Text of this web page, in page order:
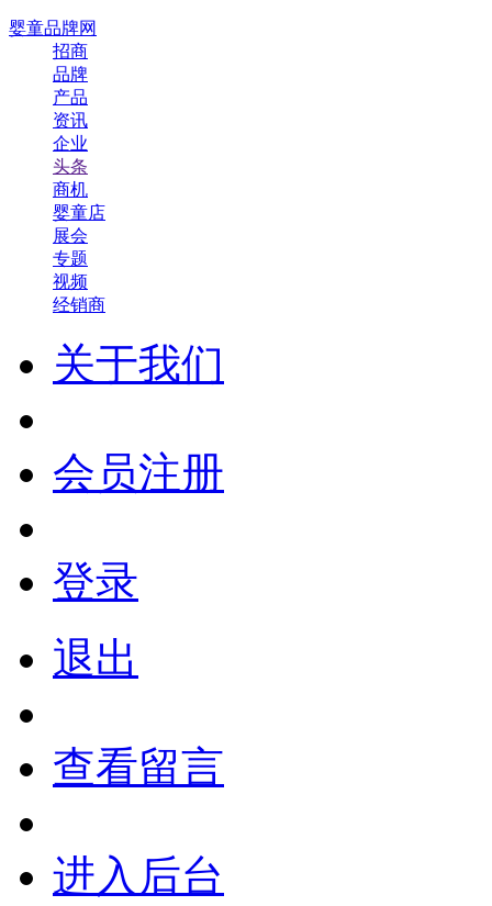
婴童品牌网
招商
品牌
产品
资讯
企业
头条
商机
婴童店
展会
专题
视频
经销商
关于我们
会员注册
登录
退出
查看留言
进入后台